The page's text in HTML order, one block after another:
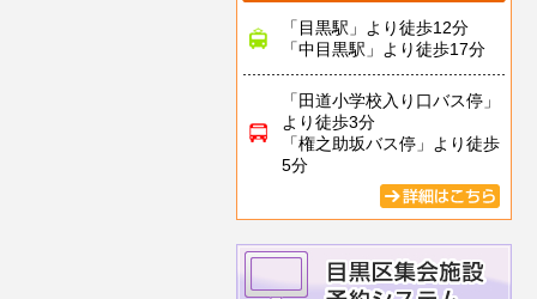
「目黒駅」より徒歩12分
「中目黒駅」より徒歩17分
「田道小学校入り口バス停」
より徒歩3分
「権之助坂バス停」より徒歩
5分